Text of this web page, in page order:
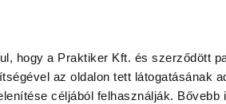
hogy a Praktiker Kft. és szerződött
az oldalon tett látogatásának
céljából felhasználják. Bővebb
Ügyintézés és Információ